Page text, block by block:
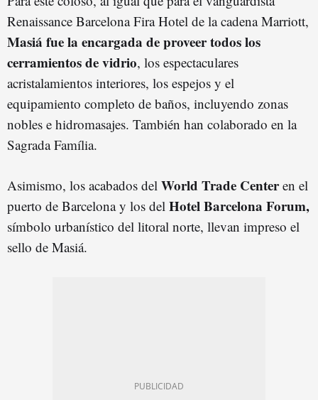
Renaissance Barcelona Fira Hotel de la cadena Marriott,
Masiá fue la encargada de proveer todos los
cerramientos de vidrio, los espectaculares
acristalamientos interiores, los espejos y el
equipamiento completo de baños, incluyendo zonas
nobles e hidromasajes. También han colaborado en la
Sagrada Família.
Asimismo, los acabados del World Trade Centeren el
puerto de Barcelona y los del Hotel Barcelona Forum,
símbolo urbanístico del litoral norte, llevan impreso el
sello de Masiá.